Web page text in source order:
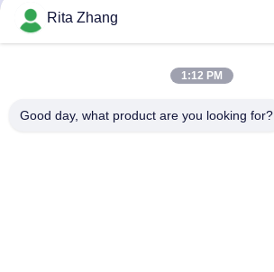
सर्वोत्तम मूल्य प्राप्त करें
Rita Zhang
1:12 PM
Good day, what product are you looking for?